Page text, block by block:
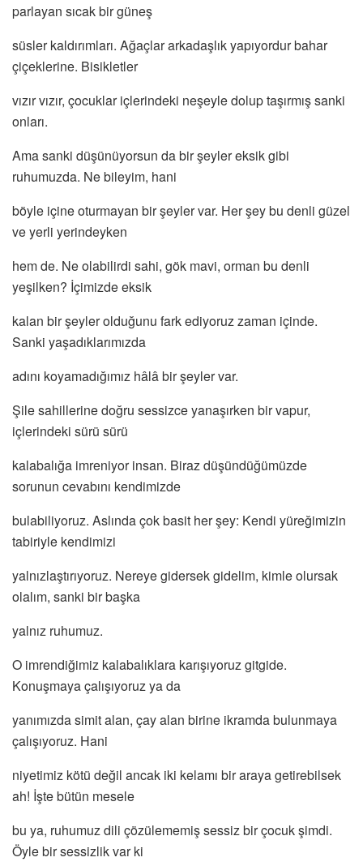
parlayan sıcak bir güneş
süsler kaldırımları. Ağaçlar arkadaşlık yapıyordur bahar
çiçeklerine. Bisikletler
vızır vızır, çocuklar içlerindeki neşeyle dolup taşırmış sanki
onları.
Ama sanki düşünüyorsun da bir şeyler eksik gibi
ruhumuzda. Ne bileyim, hani
böyle içine oturmayan bir şeyler var. Her şey bu denli güzel
ve yerli yerindeyken
hem de. Ne olabilirdi sahi, gök mavi, orman bu denli
yeşilken? İçimizde eksik
kalan bir şeyler olduğunu fark ediyoruz zaman içinde.
Sanki yaşadıklarımızda
adını koyamadığımız hâlâ bir şeyler var.
Şile sahillerine doğru sessizce yanaşırken bir vapur,
içlerindeki sürü sürü
kalabalığa imreniyor insan. Biraz düşündüğümüzde
sorunun cevabını kendimizde
bulabiliyoruz. Aslında çok basit her şey: Kendi yüreğimizin
tabiriyle kendimizi
yalnızlaştırıyoruz. Nereye gidersek gidelim, kimle olursak
olalım, sanki bir başka
yalnız ruhumuz.
O imrendiğimiz kalabalıklara karışıyoruz gitgide.
Konuşmaya çalışıyoruz ya da
yanımızda simit alan, çay alan birine ikramda bulunmaya
çalışıyoruz. Hani
niyetimiz kötü değil ancak iki kelamı bir araya getirebilsek
ah! İşte bütün mesele
bu ya, ruhumuz dili çözülememiş sessiz bir çocuk şimdi.
Öyle bir sessizlik var ki